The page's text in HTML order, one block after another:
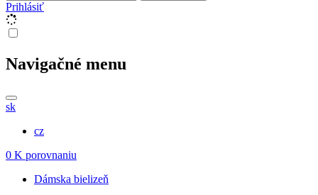
Prihlásiť
Navigačné menu
sk
cz
0 K porovnaniu
Dámska bielizeň